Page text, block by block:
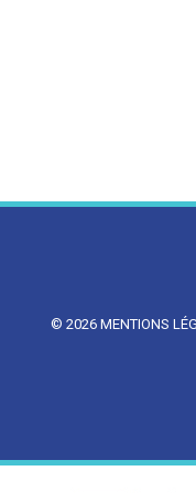
© 2026 MENTIONS